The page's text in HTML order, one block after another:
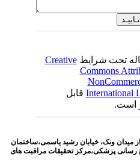
تحت شرایطCreative
Commons
قابل
است.
ونک، خیابان رشید یاسمی،ساختمان
پزشکی،مرکز تحقیقات مراقبت های